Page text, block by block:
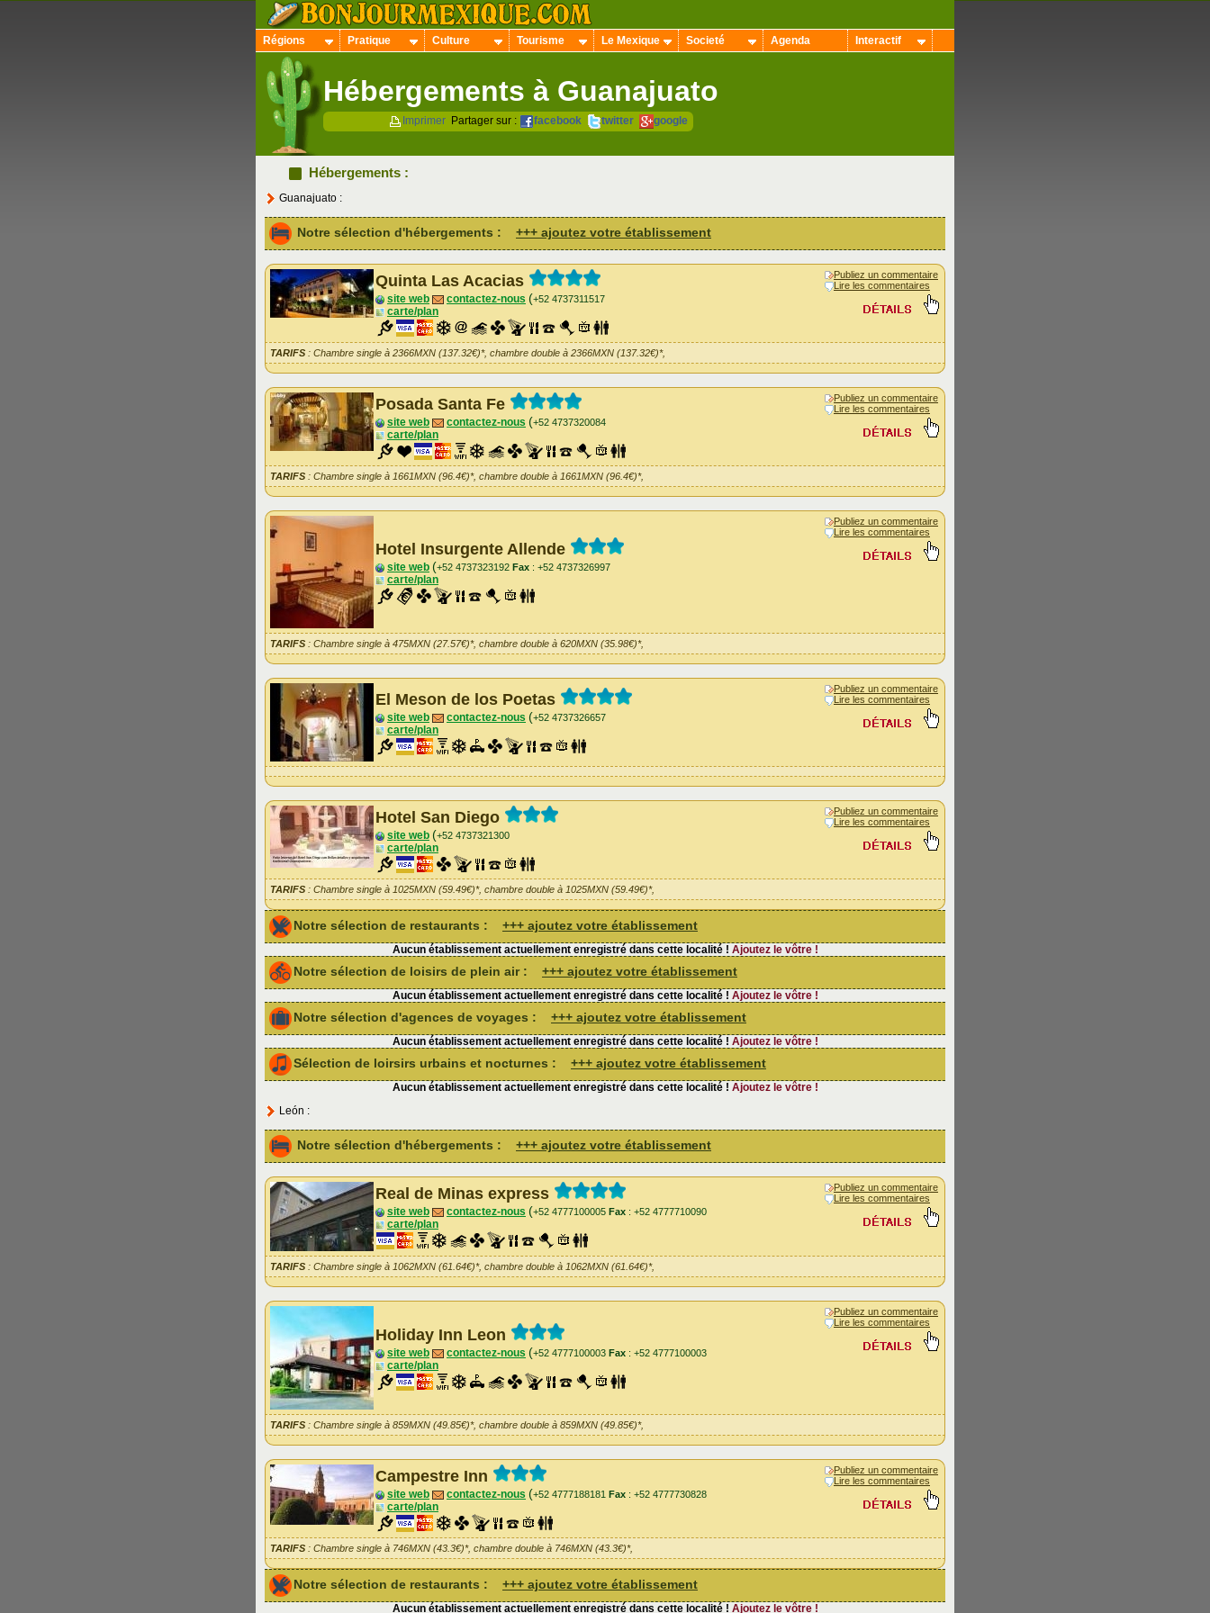
Régions Pratique Culture Tourisme Le Mexique Societé Agenda Interactif
Hébergements à Guanajuato
Imprimer Partager sur : facebook twitter google
Hébergements :
Guanajuato :
Notre sélection d'hébergements : +++ ajoutez votre établissement
Quinta Las Acacias
site web contactez-nous (+52 4737311517
carte/plan
Publiez un commentaire
Lire les commentaires
TARIFS : Chambre single à 2366MXN (137.32€)*, chambre double à 2366MXN (137.32€)*,
Posada Santa Fe
site web contactez-nous (+52 4737320084
carte/plan
Publiez un commentaire
Lire les commentaires
TARIFS : Chambre single à 1661MXN (96.4€)*, chambre double à 1661MXN (96.4€)*,
Hotel Insurgente Allende
site web (+52 4737323192 Fax : +52 4737326997
carte/plan
Publiez un commentaire
Lire les commentaires
TARIFS : Chambre single à 475MXN (27.57€)*, chambre double à 620MXN (35.98€)*,
El Meson de los Poetas
site web contactez-nous (+52 4737326657
carte/plan
Publiez un commentaire
Lire les commentaires
Hotel San Diego
site web (+52 4737321300
carte/plan
Publiez un commentaire
Lire les commentaires
TARIFS : Chambre single à 1025MXN (59.49€)*, chambre double à 1025MXN (59.49€)*,
Notre sélection de restaurants : +++ ajoutez votre établissement
Aucun établissement actuellement enregistré dans cette localité ! Ajoutez le vôtre !
Notre sélection de loisirs de plein air : +++ ajoutez votre établissement
Aucun établissement actuellement enregistré dans cette localité ! Ajoutez le vôtre !
Notre sélection d'agences de voyages : +++ ajoutez votre établissement
Aucun établissement actuellement enregistré dans cette localité ! Ajoutez le vôtre !
Sélection de loirsirs urbains et nocturnes : +++ ajoutez votre établissement
Aucun établissement actuellement enregistré dans cette localité ! Ajoutez le vôtre !
León :
Notre sélection d'hébergements : +++ ajoutez votre établissement
Real de Minas express
site web contactez-nous (+52 4777100005 Fax : +52 4777710090
carte/plan
Publiez un commentaire
Lire les commentaires
TARIFS : Chambre single à 1062MXN (61.64€)*, chambre double à 1062MXN (61.64€)*,
Holiday Inn Leon
site web contactez-nous (+52 4777100003 Fax : +52 4777100003
carte/plan
Publiez un commentaire
Lire les commentaires
TARIFS : Chambre single à 859MXN (49.85€)*, chambre double à 859MXN (49.85€)*,
Campestre Inn
site web contactez-nous (+52 4777188181 Fax : +52 4777730828
carte/plan
Publiez un commentaire
Lire les commentaires
TARIFS : Chambre single à 746MXN (43.3€)*, chambre double à 746MXN (43.3€)*,
Notre sélection de restaurants : +++ ajoutez votre établissement
Aucun établissement actuellement enregistré dans cette localité ! Ajoutez le vôtre !